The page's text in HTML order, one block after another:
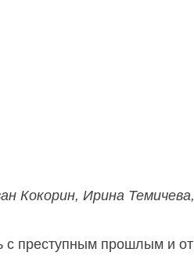
Кокорин, Ирина
с преступным прошлым и